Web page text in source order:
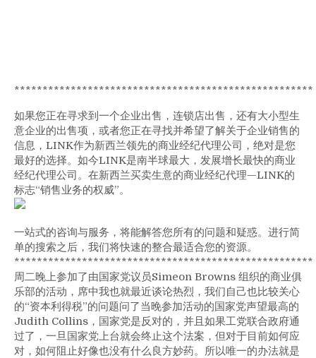
如果您正在寻求到一个企业出售，连锁店出售，还有大小型生
意企业的出售项，或者您正在寻找并希望了解关于企业销售的
信息，LINK作为新西兰领先的商业经纪代理公司，绝对是您
最好的选择。如今LINK是南半球最大，发展增长最快的商业
经纪代理公司。在新西兰买卖生意的商业经纪代理—LINK的
标志“销售业务的权威”。
一站式的咨询与服务，将能解答您所有的问题和疑惑。进行简
单的搜索之后，我们将快速的整合最适合您的资源。
周二晚上参加了由国家党议员Simeon Browns 组织的商业俱
乐部的活动，席中我也就最近谈论热烈，我们自己也比较关心
的“资本利得税”的问题问了当晚参加活动的国家党声望最高的
Judith Collins，国家党是反对的，并且如果工党联合政府通
过了，一旦国家党上台就会终止这个法案，但对于目前如何应
对，如何阻止好像也没有什么良方妙药。所以唯一的办法就是